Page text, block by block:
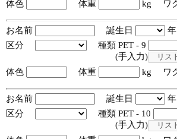
体色
体重 kg ワ
お名前 誕生日
区分
種類 PET - 9
(手入力)
体色
体重 kg ワ
お名前 誕生日
区分
種類 PET - 10
(手入力)